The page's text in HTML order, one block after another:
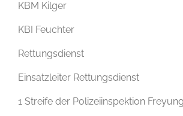
KBM Kilger
KBI Feuchter
Rettungsdienst
Einsatzleiter Rettungsdienst
1 Streife der Polizeiinspektion Freyung